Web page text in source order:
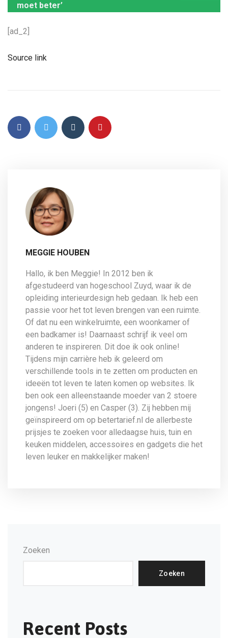
moet beter’
[ad_2]
Source link
MEGGIE HOUBEN
Hallo, ik ben Meggie! In 2012 ben ik
afgestudeerd van hogeschool Zuyd, waar ik de
opleiding interieurdesign heb gedaan. Ik heb een
passie voor het tot leven brengen van een ruimte.
Of dat nu een winkelruimte, een woonkamer of
een badkamer is! Daarnaast schrijf ik veel om
anderen te inspireren. Dit doe ik ook online!
Tijdens mijn carrière heb ik geleerd om
verschillende tools in te zetten om producten en
ideeën tot leven te laten komen op websites. Ik
ben ook een alleenstaande moeder van 2 stoere
jongens! Joeri (5) en Casper (3). Zij hebben mij
geïnspireerd om op betertarief.nl de allerbeste
prijsjes te zoeken voor alledaagse huis, tuin en
keuken middelen, accessoires en gadgets die het
leven leuker en makkelijker maken!
Zoeken
Zoeken
Recent Posts